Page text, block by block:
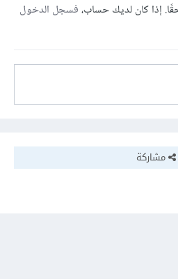
إذا كان لديك حساب،فسجل الدخول
مشاركة